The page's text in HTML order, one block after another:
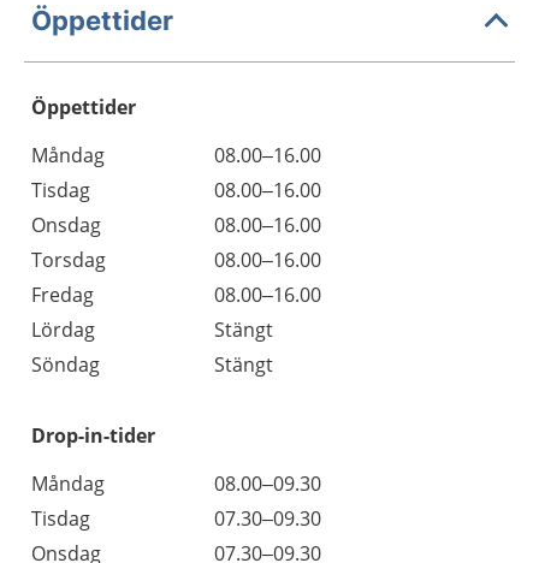
Öppettider
Öppettider
Dag
Öppettider
Kommentarer
Måndag
08.00–16.00
Tisdag
08.00–16.00
Onsdag
08.00–16.00
Torsdag
08.00–16.00
Fredag
08.00–16.00
Lördag
Stängt
Söndag
Stängt
Drop-in-tider
Måndag
08.00–09.30
Tisdag
07.30–09.30
Onsdag
07.30–09.30